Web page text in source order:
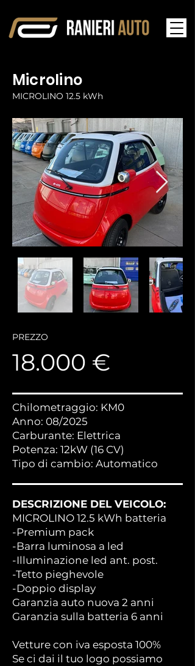
Microlino
MICROLINO 12.5 kWh
PREZZO
18.000 €
Chilometraggio: KM0
Anno: 08/2025
Carburante: Elettrica
Potenza: 12kW (16 CV)
Tipo di cambio: Automatico
DESCRIZIONE DEL VEICOLO:
MICROLINO 12.5 kWh batteria
-Premium pack
-Barra luminosa a led
-Illuminazione led ant. post.
-Tetto pieghevole
-Doppio display
Garanzia auto nuova 2 anni
Garanzia sulla batteria 6 anni
Vetture con iva esposta 100%
Se ci dai il tuo logo possiamo